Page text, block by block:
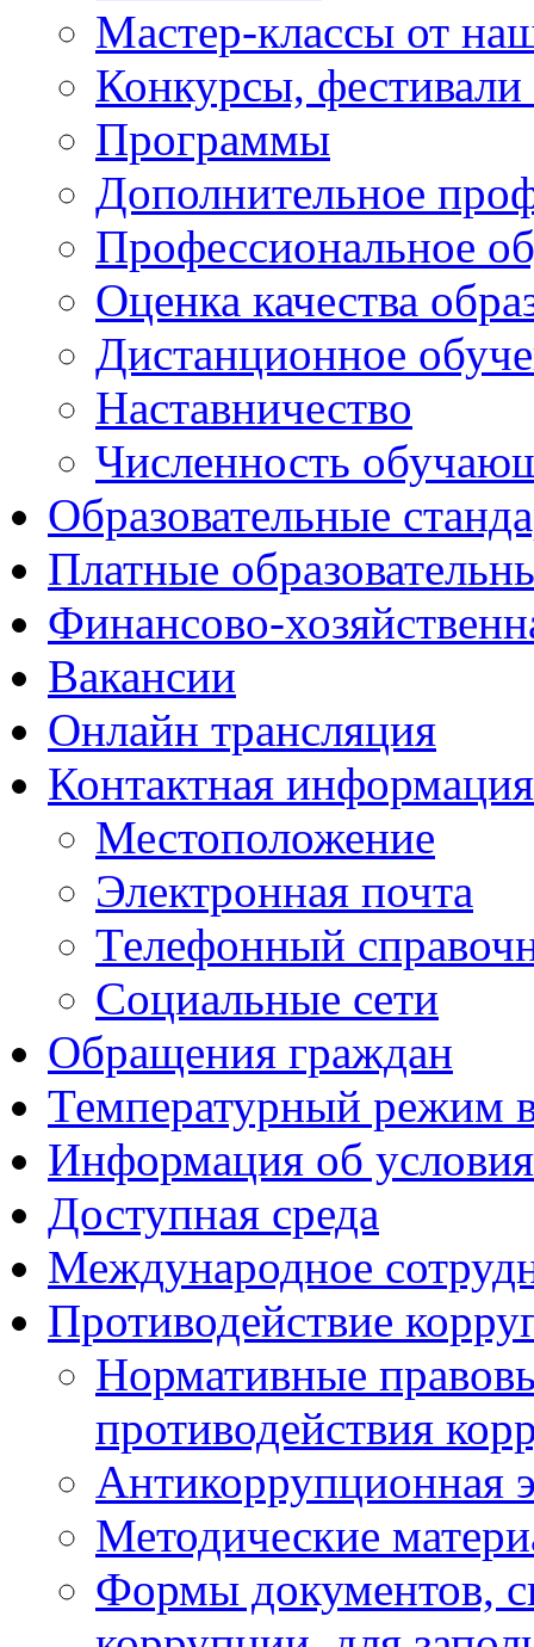
Мастер-классы от
Конкурсы,
Программы
Дополнительное
Профессиональное
Оценка качества
Дистанционное
Наставничество
Численность
Образовательные
Платные
Финансово-
Вакансии
Онлайн трансляция
Контактная информация
Местоположение
Электронная почта
Телефонный
Социальные сети
Обращения граждан
Температурный режим
Информация об
Доступная среда
Международное
Противодействие
Нормативные
противодействия
Антикоррупционная
Методические
Формы документов,